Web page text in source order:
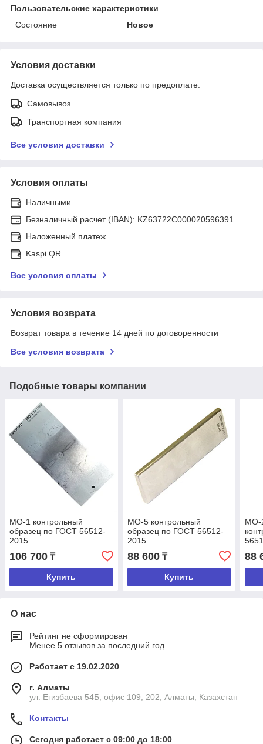
Пользовательские характеристики
Состояние
Новое
Условия доставки
Доставка осуществляется только по предоплате.
Самовывоз
Транспортная компания
Все условия доставки
Условия оплаты
Наличными
Безналичный расчет (IBAN): KZ63722C000020596391
Наложенный платеж
Kaspi QR
Все условия оплаты
Условия возврата
Возврат товара в течение 14 дней по договоренности
Все условия возврата
Подобные товары компании
МО-1 контрольный
образец по ГОСТ 56512-
2015
106 700 ₸
Купить
МО-5 контрольный
образец по ГОСТ 56512-
2015
88 600₸
Купить
МО-
88
О нас
Рейтинг не сформирован
Менее 5 отзывов за последний год
Работает с 19.02.2020
г. Алматы
ул. Егизбаева 54Б, офис 109, 202, Алматы, Казахстан
Контакты
Сегодня работает с 09:00 до 18:00